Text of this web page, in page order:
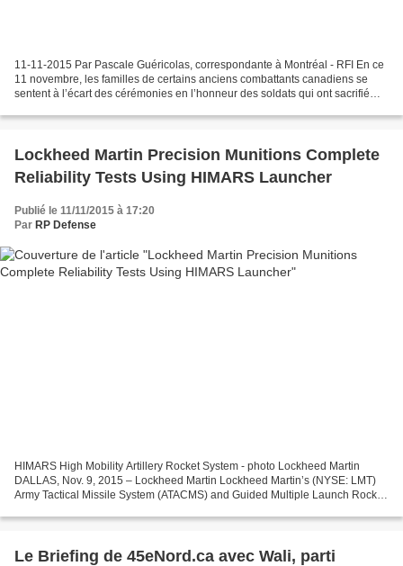
11-11-2015 Par Pascale Guéricolas, correspondante à Montréal - RFI En ce
11 novembre, les familles de certains anciens combattants canadiens se
sentent à l’écart des cérémonies en l’honneur des soldats qui ont sacrifié
Lockheed Martin Precision Munitions Complete
Reliability Tests Using HIMARS Launcher
Publié le 11/11/2015 à 17:20
Par RP Defense
HIMARS High Mobility Artillery Rocket System - photo Lockheed Martin
DALLAS, Nov. 9, 2015 – Lockheed Martin Lockheed Martin’s (NYSE: LMT)
Army Tactical Missile System (ATACMS) and Guided Multiple Launch Rocket
Le Briefing de 45eNord.ca avec Wali, parti